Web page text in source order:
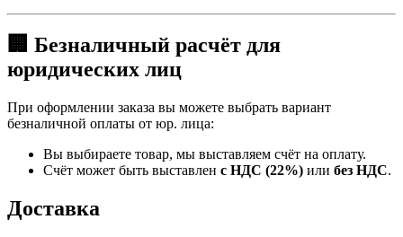
🏢 Безналичный расчёт для
юридических лиц
При оформлении заказа вы можете выбрать вариант
безналичной оплаты от юр. лица:
Вы выбираете товар, мы выставляем счёт на оплату.
Счёт может быть выставлен с НДС (22%) или без НДС.
Доставка